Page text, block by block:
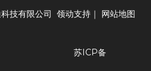
技有限公司 领动支持｜ 网站地图
苏ICP备